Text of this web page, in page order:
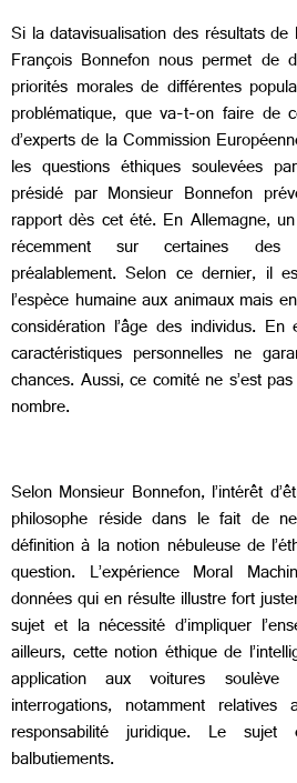
Si la datavisualisation des résultats
François Bonnefon nous permet de
priorités morales de différentes
problématique, que va-t-on faire de
d’experts de la Commission
les questions éthiques soulevées
présidé par Monsieur Bonnefon
rapport dès cet été. En Allemagne,
récemment sur certaines des
préalablement. Selon ce dernier, il
l’espèce humaine aux animaux mais
considération l’âge des individus.
caractéristiques personnelles ne
chances. Aussi, ce comité ne s’est
nombre.
Selon Monsieur Bonnefon, l’intérêt
philosophe réside dans le fait de
définition à la notion nébuleuse de
question. L’expérience Moral
données qui en résulte illustre fort
sujet et la nécessité d’impliquer
ailleurs, cette notion éthique de
application aux voitures
interrogations, notamment
responsabilité juridique. Le
balbutiements.